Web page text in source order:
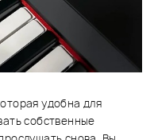
удобна для
собственные